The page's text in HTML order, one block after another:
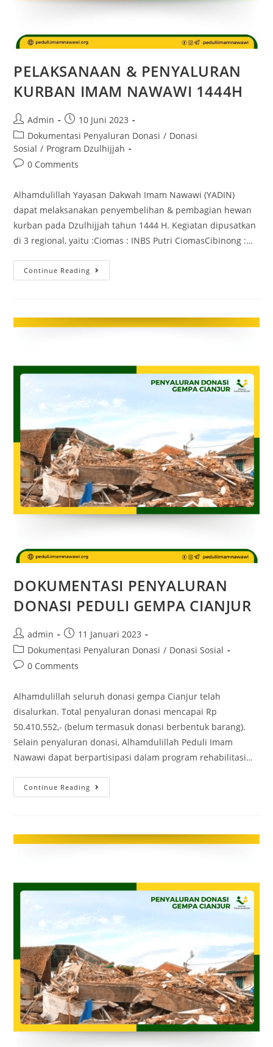
PELAKSANAAN & PENYALURAN
KURBAN IMAM NAWAWI 1444H
Admin
10 Juni 2023
Dokumentasi Penyaluran Donasi / Donasi
Sosial / Program Dzulhijjah
0 Comments
Alhamdulillah Yayasan Dakwah Imam Nawawi (YADIN)
dapat melaksanakan penyembelihan & pembagian hewan
kurban pada Dzulhijjah tahun 1444 H. Kegiatan dipusatkan
di 3 regional, yaitu :Ciomas : INBS Putri CiomasCibinong :…
Continue Reading
DOKUMENTASI PENYALURAN
DONASI PEDULI GEMPA CIANJUR
admin
11 Januari 2023
Dokumentasi Penyaluran Donasi / Donasi Sosial
0 Comments
Alhamdulillah seluruh donasi gempa Cianjur telah
disalurkan. Total penyaluran donasi mencapai Rp
50.410.552,- (belum termasuk donasi berbentuk barang).
Selain penyaluran donasi, Alhamdulillah Peduli Imam
Nawawi dapat berpartisipasi dalam program rehabilitasi…
Continue Reading